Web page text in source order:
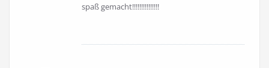
spaß gemacht!!!!!!!!!!!!!!!